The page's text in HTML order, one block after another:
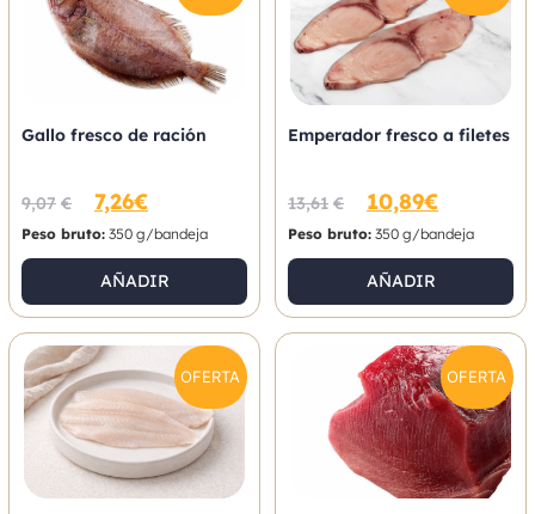
Gallo fresco de ración
9,07 € 7,26€
Peso bruto: 350 g/bandeja
AÑADIR
Emperador fresco a filetes
13,61 € 10,89€
Peso bruto: 350 g/bandeja
AÑADIR
OFERTA OFERTA